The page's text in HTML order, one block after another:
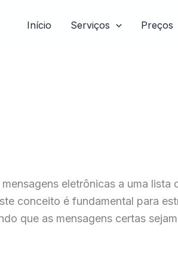
Início Serviços Preços
eletrônicas a uma
conceito é fundamental para
que as mensagens certas